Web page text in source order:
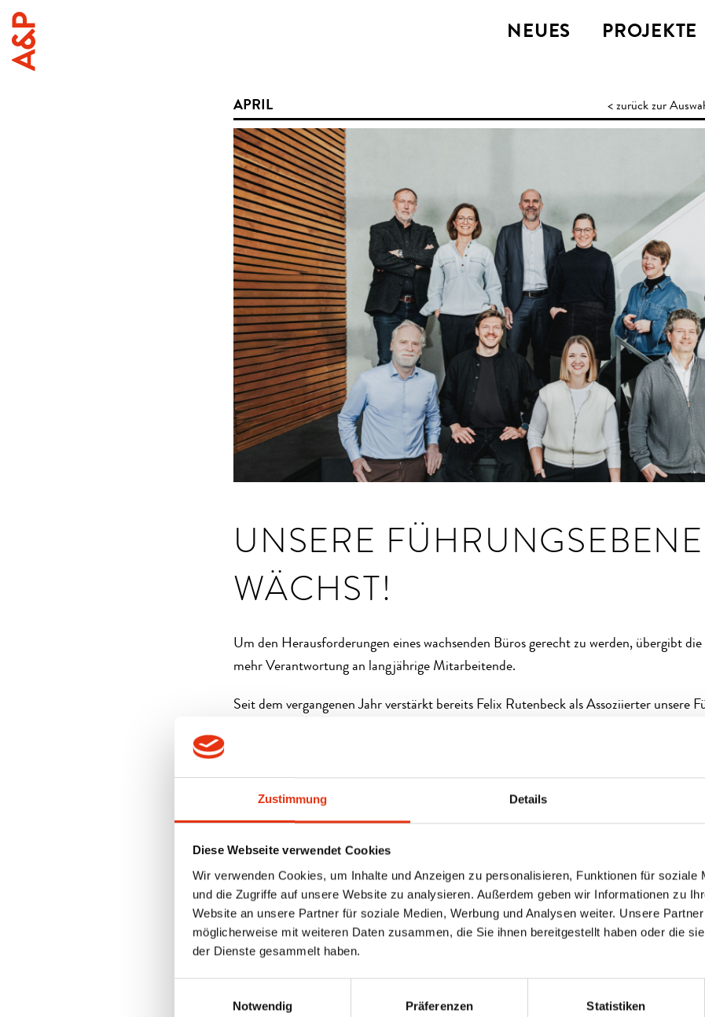
Zustimmung Details
Diese Webseite verwendet Cookies
Wir verwenden Cookies, um Inhalte und Anzeigen zu personalisieren, Funktionen für soziale
und die Zugriffe auf unsere Website zu analysieren. Außerdem geben wir Informationen zu
Website an unsere Partner für soziale Medien, Werbung und Analysen weiter. Unsere
möglicherweise mit weiteren Daten zusammen, die Sie ihnen bereitgestellt haben oder die
der Dienste gesammelt haben.
Notwendig
Präferenzen Statistiken
NEUES PROJEKTE
APRIL < zurück zur
UNSERE FÜHRUNGSEBENE
WÄCHST!
Um den Herausforderungen eines wachsenden Büros gerecht zu werden, übergibt
mehr Verantwortung an langjährige Mitarbeitende.
Seit dem vergangenen Jahr verstärkt bereits Felix Rutenbeck als Assoziierter unsere
erweitern das Team der Assoziierten und bringen künftig noch stärker ihre Erfahrung
die Weiterentwicklung unseres Büros ein.
Vielen Dank für euer Engagement. Wir gratulieren ganz herzlich und freuen uns auf
Zukunft!
Assoziierte (Bild 1): v.l.n.r. Philipp Riemschneider, Alina Bornhorst, Sandra Rützel,
Rutenbeck